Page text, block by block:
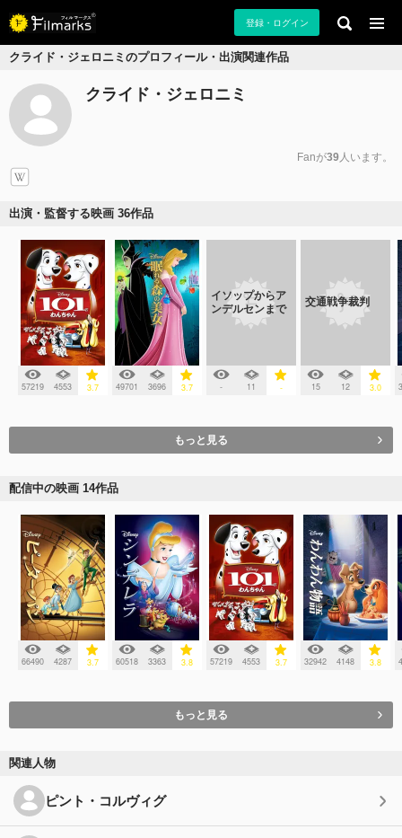
登録・ログイン
クライド・ジェロニミのプロフィール・出演関連作品
クライド・ジェロニミ
Fanが39人います。
出演・監督する映画 36作品
57219 4553 3.7 49701 3696 3.7
イソップからア
ンデルセンまで
- 11 -
交通戦争裁判
15 12 3.0
もっと見る
配信中の映画 14作品
66490 4287 3.7 60518 3363 3.8 57219 4553 3.7 32942 4148 3.8
もっと見る
関連人物
ピント・コルヴィグ